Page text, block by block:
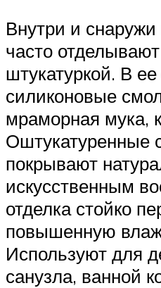
Внутри и
часто
штукатуркой. В
силиконовые
мраморная мука,
Оштукатуренные
покрывают
искусственным
отделка стойко
повышенную
Используют для
санузла, ванной